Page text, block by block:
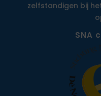
zelfstandigen bij
SNA